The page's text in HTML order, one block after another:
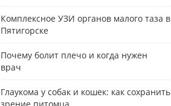
Комплексное УЗИ органов малого таза в
Пятигорске
Почему болит плечо и когда нужен
врач
Глаукома у собак и кошек: как сохранить